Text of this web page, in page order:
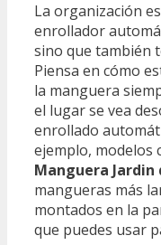
La organización
enrollador
sino que también
Piensa en cómo
la manguera
el lugar se vea
enrollado
ejemplo, modelos
Manguera Jardin
mangueras más
montados en la
que puedes usar